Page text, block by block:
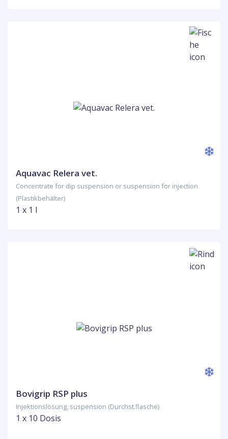
Aquavac Relera vet.
Concentrate for dip suspension or suspension for injection
(Plastikbehälter)
1 x 1 l
Bovigrip RSP plus
Injektionslösung, suspension (Durchst.flasche)
1 x 10 Dosis